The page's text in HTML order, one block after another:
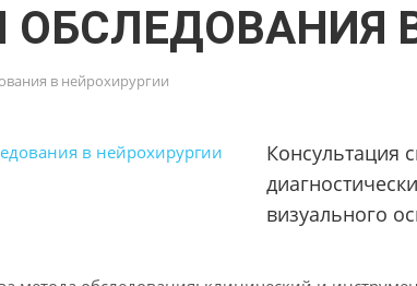
в нейрохирургии
Консультация
визуального